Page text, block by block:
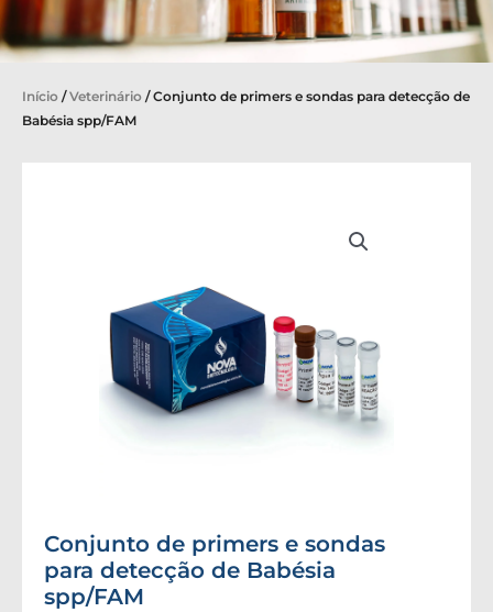
Início /Veterinário / Conjunto de primers e sondas para detecção de
Babésia spp/FAM
Conjunto de primers e sondas
para detecção de Babésia
spp/FAM